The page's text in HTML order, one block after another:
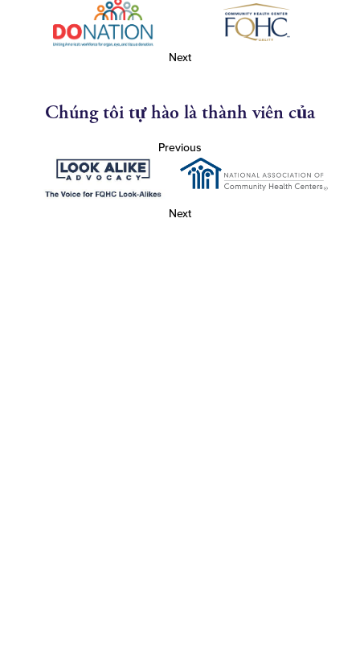
Next
Chúng tôi tự hào là thành viên của
Previous
Next